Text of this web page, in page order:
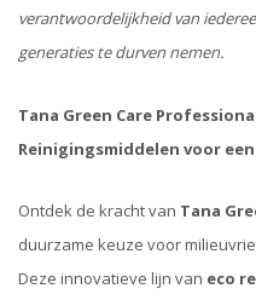
verantwoordelijkheid van
generaties te durven nemen.
Tana Green Care
Reinigingsmiddelen voor
Ontdek de kracht van Tana
duurzame keuze voor
Deze innovatieve lijn van eco